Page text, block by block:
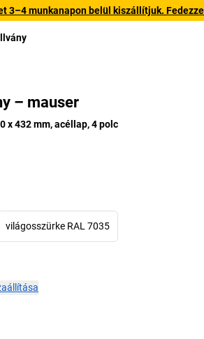
3–4 munkanapon belül kiszállítjuk.
– mauser
x 432 mm, acéllap, 4 polc
világosszürke RAL 7035